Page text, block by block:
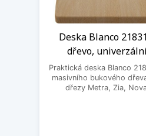
Deska Blanco
dřevo,
Praktická deska Blanco
masivního bukového
dřezy Metra, Zia,